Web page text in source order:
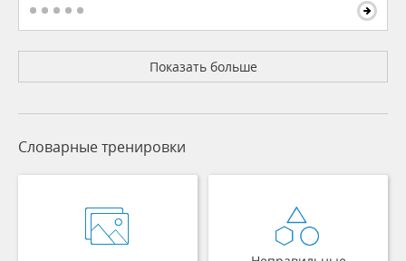
Показать больше
Словарные тренировки